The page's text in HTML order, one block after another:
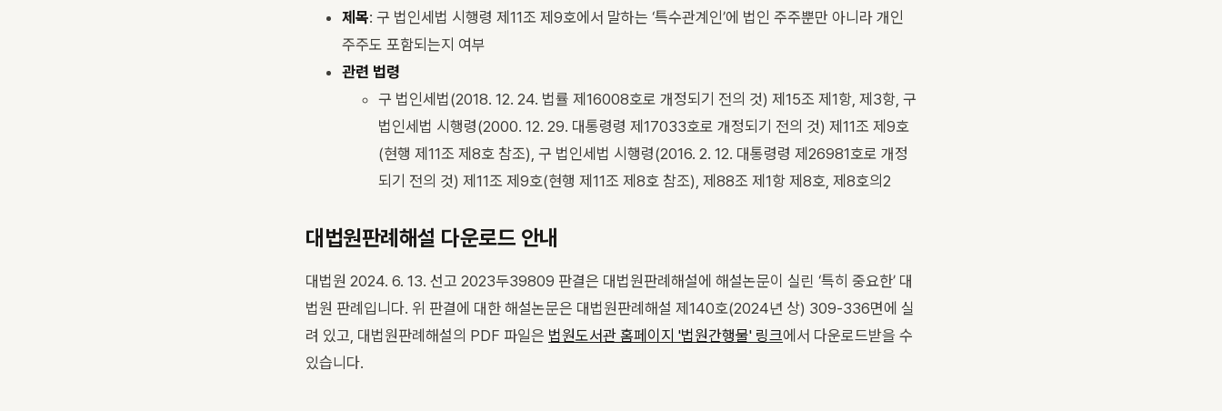
제목: 구 법인세법 시행령 제11조 제9호에서 말하는 ‘특수관계인’에 법인 주주뿐만 아니라 개인
주주도 포함되는지 여부
관련 법령
구 법인세법(2018. 12. 24. 법률 제16008호로 개정되기 전의 것) 제15조 제1항, 제3항, 구
법인세법 시행령(2000. 12. 29. 대통령령 제17033호로 개정되기 전의 것) 제11조 제9호
(현행 제11조 제8호 참조), 구 법인세법 시행령(2016. 2. 12. 대통령령 제26981호로 개정
되기 전의 것) 제11조 제9호(현행 제11조 제8호 참조), 제88조 제1항 제8호, 제8호의2
대법원판례해설 다운로드 안내
대법원 2024. 6. 13. 선고 2023두39809 판결은 대법원판례해설에 해설논문이 실린 ‘특히 중요한’ 대
법원 판례입니다. 위 판결에 대한 해설논문은 대법원판례해설 제140호(2024년 상) 309-336면에 실
려 있고, 대법원판례해설의 PDF 파일은 법원도서관 홈페이지 '법원간행물' 링크에서 다운로드받을 수
있습니다.